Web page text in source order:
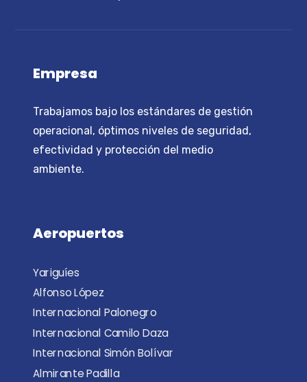
Empresa
Trabajamos bajo los estándares de gestión
operacional, óptimos niveles de seguridad,
efectividad y protección del medio
ambiente.
Aeropuertos
Yariguíes
Alfonso López
Internacional Palonegro
Internacional Camilo Daza
Internacional Simón Bolívar
Almirante Padilla